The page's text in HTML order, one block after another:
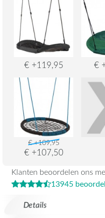
Details
Klanten beoordelen ons
13945
€ +119,95 €
€ +109,95
€ +107,50